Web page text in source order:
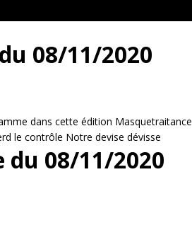
08/11/2020
dans cette édition Masquetraitance
le contrôle Notre devise dévisse
du 08/11/2020